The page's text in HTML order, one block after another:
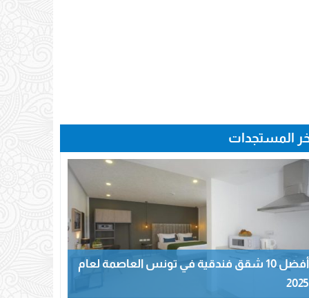
المستجدات
أفضل 10 شقق فندقية في تونس العاصمة لعام
2025